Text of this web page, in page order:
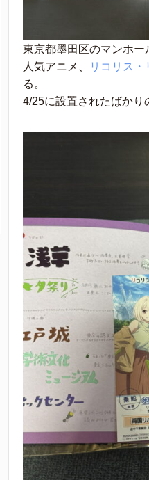
東京都墨田区のマンホー
人気アニメ、
リコリス・
る。
4/25に設置されたばかり